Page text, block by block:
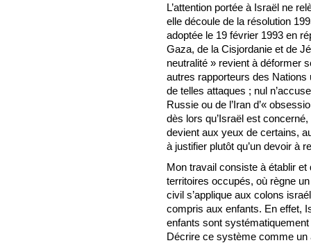
L’attention portée à Israël ne
elle découle de la résolution
adoptée le 19 février 1993 en
Gaza, de la Cisjordanie et de
neutralité » revient à déformer
autres rapporteurs des Nations
de telles attaques ; nul
Russie ou de l’Iran d’«
dès lors qu’Israël est
devient aux yeux de certains,
à justifier plutôt qu’un devoir à
Mon travail consiste à établir
territoires occupés, où règne
civil s’applique aux colons
compris aux enfants. En effet,
enfants sont
Décrire ce système comme